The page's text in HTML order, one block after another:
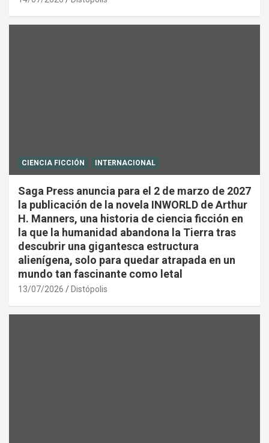
CIENCIA FICCIÓN INTERNACIONAL
Saga Press anuncia para el 2 de marzo de 2027
la publicación de la novela INWORLD de Arthur
H. Manners, una historia de ciencia ficción en
la que la humanidad abandona la Tierra tras
descubrir una gigantesca estructura
alienígena, solo para quedar atrapada en un
mundo tan fascinante como letal
13/07/2026 Distópolis